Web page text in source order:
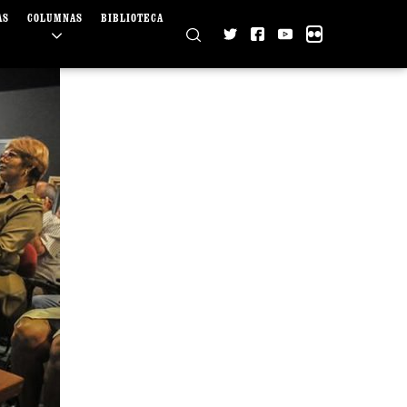
COLUMNAS BIBLIOTECA